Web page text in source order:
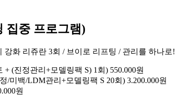
집중 프로그램)
강화 리쥬란 3회 / 브이로 리프팅 / 관리를 하나로!
+ (진정관리+모델링팩 S) 1회) 550.000원
/미백/LDM관리+모델링팩 S 20회) 3.200.000원
원